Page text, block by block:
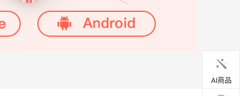
AI商品